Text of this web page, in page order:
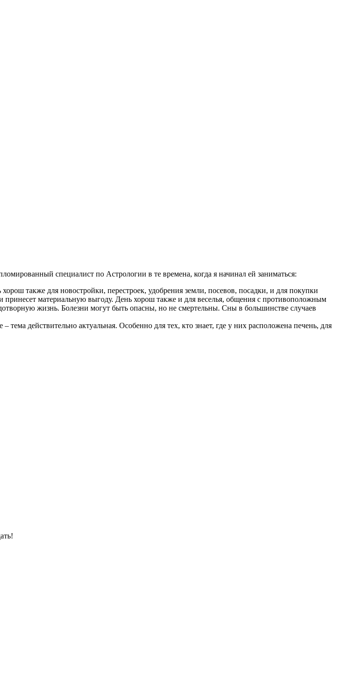
специалист по Астрологии в те времена, когда я начинал ей заниматься:
также для новостройки, перестроек, удобрения земли, посевов, посадки, и для покупки
принесет материальную выгоду. День хорош также и для веселья, общения с противоположным
жизнь. Болезни могут быть опасны, но не смертельны. Сны в большинстве случаев
действительно актуальная. Особенно для тех, кто знает, где у них расположена печень, для